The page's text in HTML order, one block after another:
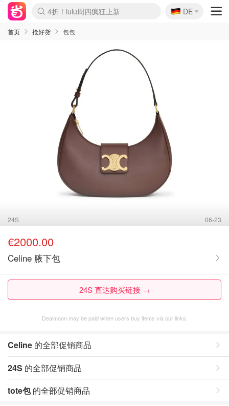
Boticinal 夏促开抢！
4折！lulu周四疯狂上新
还没结束！&OtherStories大促
Joybuy变相75折 随时失效
速领！Stanley独家85折
疑似霸哥！Camper额外叠85折
Zalando 奥莱闪促！每日更新
Moncler反季囤！5折起+叠9折
Coach Brooklyn仅€192
🇩🇪
DE
首页 抢好货 包包
24S 06-23
€2000.00
Celine 腋下包
24S 直达购买链接 →
Dealmoon may be paid when users buy items via our links.
Celine 的全部促销商品
24S 的全部促销商品
tote包的全部促销商品